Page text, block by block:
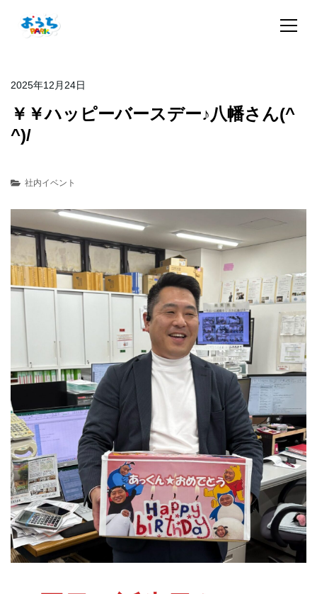
2025年12月24日
￥￥ハッピーバースデー♪八幡さん(^
^)/
社内イベント